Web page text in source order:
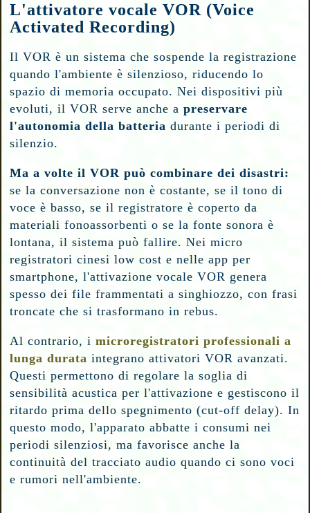
L'attivatore vocale VOR (Voice
Activated Recording)
Il VOR è un sistema che sospende la registrazione
quando l'ambiente è silenzioso, riducendo lo
spazio di memoria occupato. Nei dispositivi più
evoluti, il VOR serve anche apreservare
l'autonomia della batteria durante i periodi di
silenzio.
Ma a volte il VOR può combinare dei disastri:
se la conversazione non è costante, se il tono di
voce è basso, se il registratore è coperto da
materiali fonoassorbenti o se la fonte sonora è
lontana, il sistema può fallire. Nei micro
registratori cinesi low cost e nelle app per
smartphone, l'attivazione vocale VOR genera
spesso dei file frammentati a singhiozzo, con frasi
troncate che si trasformano in rebus.
Al contrario, imicroregistratori professionali a
lunga durata integrano attivatori VOR avanzati.
Questi permettono di regolare la soglia di
sensibilità acustica per l'attivazione e gestiscono il
ritardo prima dello spegnimento (cut-off delay). In
questo modo, l'apparato abbatte i consumi nei
periodi silenziosi, ma favorisce anche la
continuità del tracciato audio quando ci sono voci
e rumori nell'ambiente.